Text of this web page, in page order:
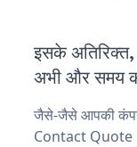
इसके
अभी और समय
जैसे-जैसे आपकी
Contact Quote